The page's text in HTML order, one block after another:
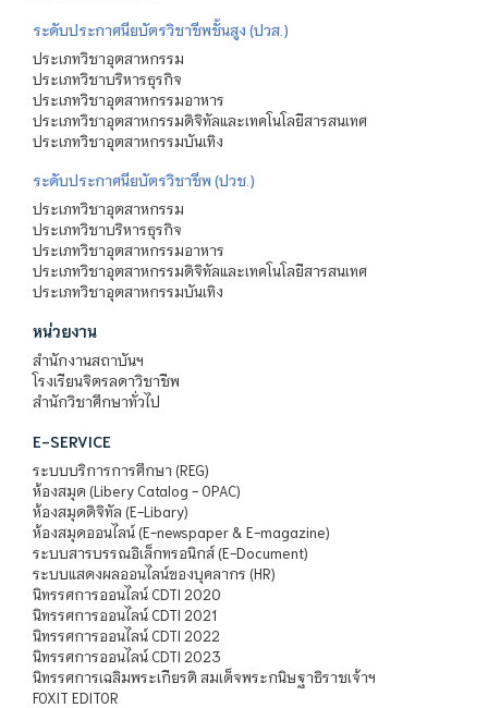
ระดับประกาศนียบัตรวิชาชีพชั้นสูง (ปวส.)
ประเภทวิชาอุตสาหกรรม
ประเภทวิชาบริหารธุรกิจ
ประเภทวิชาอุตสาหกรรมอาหาร
ประเภทวิชาอุตสาหกรรมดิจิทัลและเทคโนโลยีสารสนเทศ
ประเภทวิชาอุตสาหกรรมบันเทิง
ระดับประกาศนียบัตรวิชาชีพ (ปวช.)
ประเภทวิชาอุตสาหกรรม
ประเภทวิชาบริหารธุรกิจ
ประเภทวิชาอุตสาหกรรมอาหาร
ประเภทวิชาอุตสาหกรรมดิจิทัลและเทคโนโลยีสารสนเทศ
ประเภทวิชาอุตสาหกรรมบันเทิง
หน่วยงาน
สำนักงานสถาบันฯ
โรงเรียนจิตรลดาวิชาชีพ
สำนักวิชาศึกษาทั่วไป
E-SERVICE
ระบบบริการการศึกษา (REG)
ห้องสมุด (Libery Catalog - OPAC)
ห้องสมุดดิจิทัล (E-Libary)
ห้องสมุดออนไลน์ (E-newspaper & E-magazine)
ระบบสารบรรณอิเล็กทรอนิกส์ (E-Document)
ระบบแสดงผลออนไลน์ของบุคลากร (HR)
นิทรรศการออนไลน์ CDTI 2020
นิทรรศการออนไลน์ CDTI 2021
นิทรรศการออนไลน์ CDTI 2022
นิทรรศการออนไลน์ CDTI 2023
นิทรรศการเฉลิมพระเกียรติ สมเด็จพระกนิษฐาธิราชเจ้าฯ
FOXIT EDITOR